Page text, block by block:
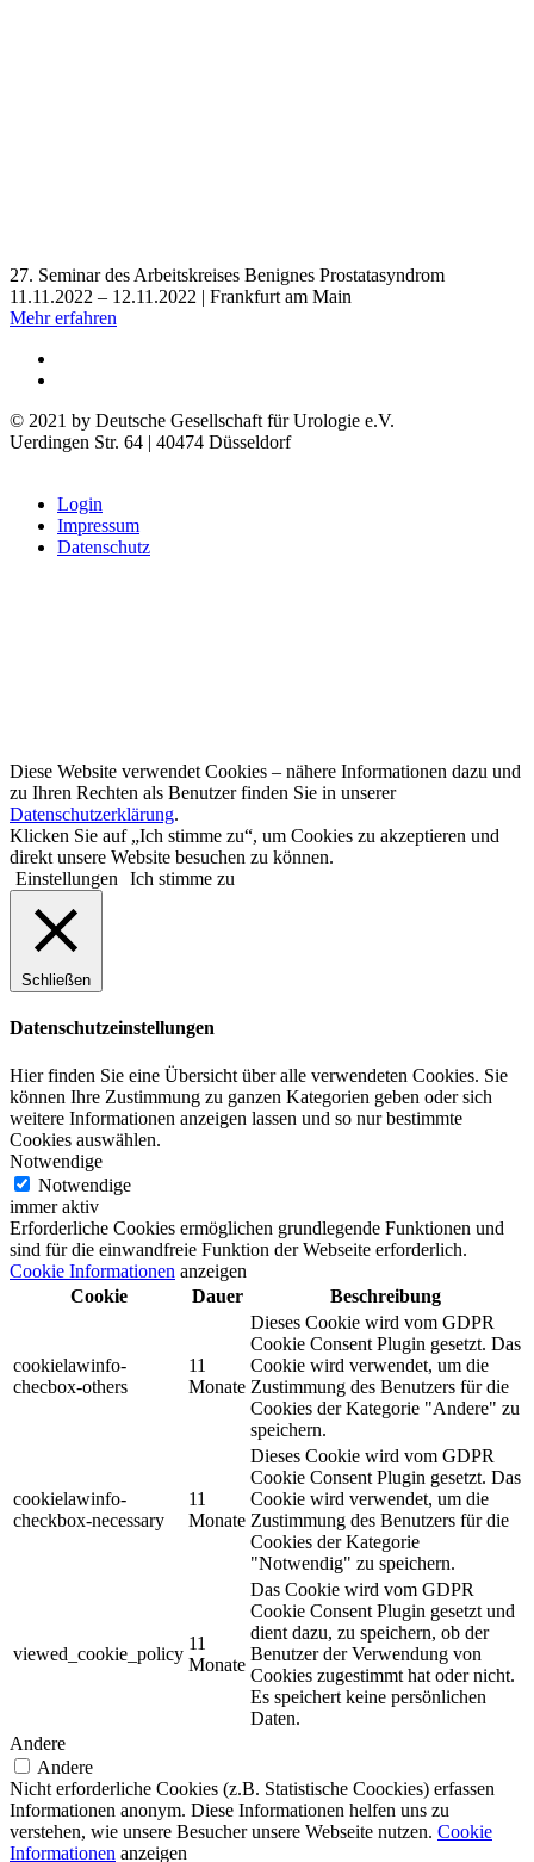
27. Seminar des Arbeitskreises Benignes Prostatasyndrom
11.11.2022 – 12.11.2022 | Frankfurt am Main
Mehr erfahren
© 2021 by Deutsche Gesellschaft für Urologie e.V.
Uerdingen Str. 64 | 40474 Düsseldorf
Login
Impressum
Datenschutz
Diese Website verwendet Cookies – nähere Informationen dazu und
zu Ihren Rechten als Benutzer finden Sie in unserer
Datenschutzerklärung.
Klicken Sie auf „Ich stimme zu“, um Cookies zu akzeptieren und
direkt unsere Website besuchen zu können.
Einstellungen
Ich stimme zu
Schließen
Datenschutzeinstellungen
Hier finden Sie eine Übersicht über alle verwendeten Cookies. Sie
können Ihre Zustimmung zu ganzen Kategorien geben oder sich
weitere Informationen anzeigen lassen und so nur bestimmte
Cookies auswählen.
Notwendige
Notwendige
immer aktiv
Erforderliche Cookies ermöglichen grundlegende Funktionen und
sind für die einwandfreie Funktion der Webseite erforderlich.
Cookie Informationen anzeigen
Cookie
Dauer Beschreibung
cookielawinfo-
checbox-others
11
Monate
Dieses Cookie wird vom GDPR
Cookie Consent Plugin gesetzt. Das
Cookie wird verwendet, um die
Zustimmung des Benutzers für die
Cookies der Kategorie "Andere" zu
speichern.
cookielawinfo-
checkbox-necessary
11
Monate
Dieses Cookie wird vom GDPR
Cookie Consent Plugin gesetzt. Das
Cookie wird verwendet, um die
Zustimmung des Benutzers für die
Cookies der Kategorie
"Notwendig" zu speichern.
viewed_cookie_policy
11
Monate
Das Cookie wird vom GDPR
Cookie Consent Plugin gesetzt und
dient dazu, zu speichern, ob der
Benutzer der Verwendung von
Cookies zugestimmt hat oder nicht.
Es speichert keine persönlichen
Daten.
Andere
Andere
Nicht erforderliche Cookies (z.B. Statistische Coockies) erfassen
Informationen anonym. Diese Informationen helfen uns zu
verstehen, wie unsere Besucher unsere Webseite nutzen. Cookie
Informationen anzeigen